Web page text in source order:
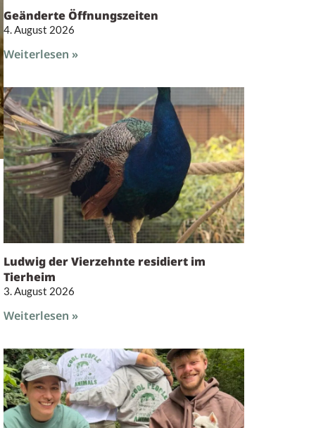
Geänderte Öffnungszeiten
4. August 2026
Weiterlesen »
Ludwig der Vierzehnte residiert im
Tierheim
3. August 2026
Weiterlesen »